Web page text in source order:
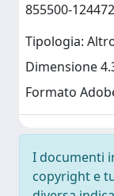
855500-
Tipologia:
Dimensione
Formato
I documenti
copyright e